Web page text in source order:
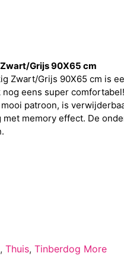
Grijs 90X65 cm
Zwart/Grijs 90X65 cm is
eens super
patroon, is
memory effect. De
, Thuis, Tinberdog More